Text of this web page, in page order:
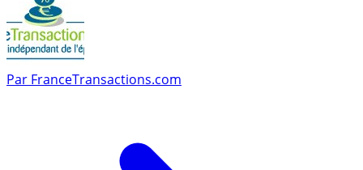
Par FranceTransactions.com